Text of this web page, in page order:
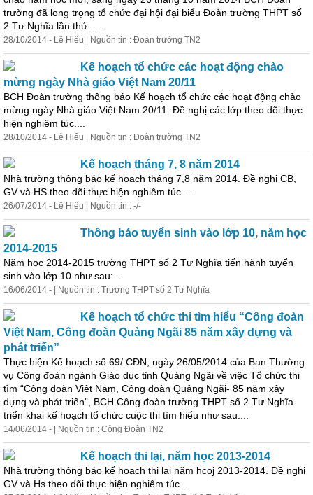
trường đã long trọng tổ chức đại hội đại biểu Đoàn trường THPT số
2 Tư Nghĩa lần thứ......
28/10/2014 - Lê Hiếu | Nguồn tin : Đoàn trường TN2
Kế hoạch tổ chức các hoạt động chào
mừng ngày Nhà giáo Việt Nam 20/11
BCH Đoàn trường thông báo Kế hoạch tổ chức các hoạt động chào
mừng ngày Nhà giáo Việt Nam 20/11. Đề nghị các lớp theo dõi thực
hiện nghiêm túc....
28/10/2014 - Lê Hiếu | Nguồn tin : Đoàn trường TN2
Kế hoạch tháng 7, 8 năm 2014
Nhà trường thông báo kế hoạch tháng 7,8 năm 2014. Đề nghị CB,
GV và HS theo dõi thực hiện nghiêm túc....
26/07/2014 - Lê Hiếu | Nguồn tin : -/-
Thông báo tuyển sinh vào lớp 10, năm học
2014-2015
Năm học 2014-2015 trường THPT số 2 Tư Nghĩa tiến hành tuyển
sinh vào lớp 10 như sau:...
16/06/2014 - | Nguồn tin : Trường THPT số 2 Tư Nghĩa
Kế hoạch tổ chức thi tìm hiểu “Công đoàn
Việt Nam, Công đoàn Quảng Ngãi 85 năm xây dựng và
phát triển”
Thực hiện Kế hoạch số 69/ CĐN, ngày 26/05/2014 của Ban Thường
vụ Công đoàn ngành Giáo dục tỉnh Quảng Ngãi về việc Tổ chức thi
tìm “Công đoàn Việt Nam, Công đoàn Quảng Ngãi- 85 năm xây
dựng và phát triển”, BCH Công đoàn trường THPT số 2 Tư Nghĩa
triển khai kế hoạch tổ chức cuộc thi tìm hiểu như sau:...
14/06/2014 - | Nguồn tin : Công Đoàn TN2
Kế hoạch thi lại, năm học 2013-2014
Nhà trường thông báo kế hoạch thi lại năm hcoj 2013-2014. Đề nghị
GV và Hs theo dõi thực hiện nghiêm túc....